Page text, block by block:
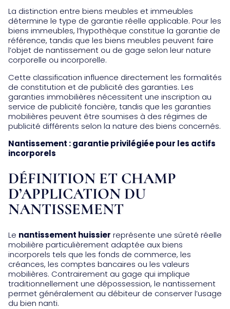
La distinction entre biens meubles et immeubles
détermine le type de garantie réelle applicable. Pour les
biens immeubles, l’hypothèque constitue la garantie de
référence, tandis que les biens meubles peuvent faire
l’objet de nantissement ou de gage selon leur nature
corporelle ou incorporelle.
Cette classification influence directement les formalités
de constitution et de publicité des garanties. Les
garanties immobilières nécessitent une inscription au
service de publicité foncière, tandis que les garanties
mobilières peuvent être soumises à des régimes de
publicité différents selon la nature des biens concernés.
Nantissement : garantie privilégiée pour les actifs
incorporels
DÉFINITION ET CHAMP
D’APPLICATION DU
NANTISSEMENT
Le nantissement huissier représente une sûreté réelle
mobilière particulièrement adaptée aux biens
incorporels tels que les fonds de commerce, les
créances, les comptes bancaires ou les valeurs
mobilières. Contrairement au gage qui implique
traditionnellement une dépossession, le nantissement
permet généralement au débiteur de conserver l’usage
du bien nanti.